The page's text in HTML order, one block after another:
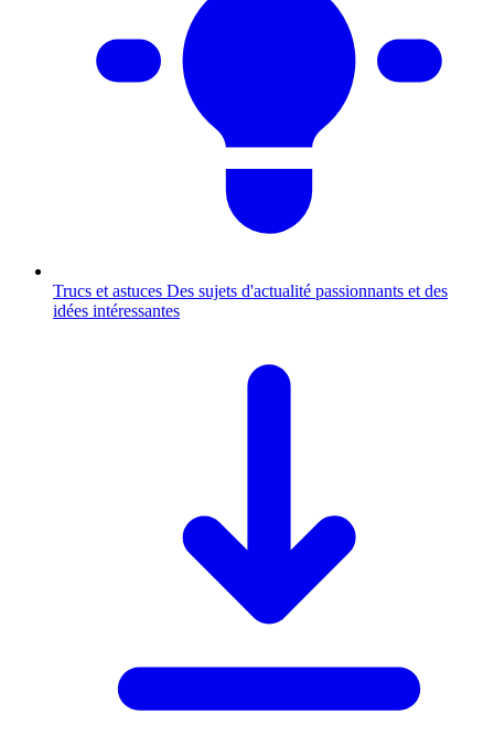
Trucs et astuces Des sujets d'actualité passionnants et des
idées intéressantes